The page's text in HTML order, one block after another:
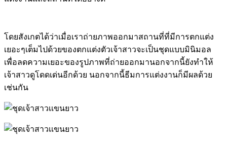
โดยสังเกตได้ว่าเมื่อเราถ่ายภาพออกมาสถานที่ที่มีการตกแต่ง
เยอะๆเต็มไปด้วยของตกแต่งตัวเจ้าสาวจะเป็นชุดแบบมินิมอล
เพื่อลดความเยอะของรูปภาพที่ถ่ายออกมานอกจากนี้ยังทำให้
เจ้าสาวดูโดดเด่นอีกด้วย นอกจากนี้ธีมการแต่งงานก็มีผลด้วย
เช่นกัน